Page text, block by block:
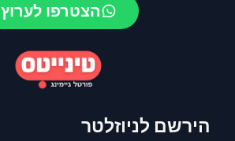
הצטרפו לערוץ
הירשם לניוזלטר